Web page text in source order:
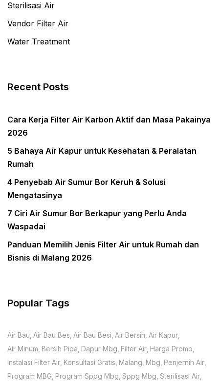
Sterilisasi Air
Vendor Filter Air
Water Treatment
Recent Posts
Cara Kerja Filter Air Karbon Aktif dan Masa Pakainya
2026
5 Bahaya Air Kapur untuk Kesehatan & Peralatan
Rumah
4 Penyebab Air Sumur Bor Keruh & Solusi
Mengatasinya
7 Ciri Air Sumur Bor Berkapur yang Perlu Anda
Waspadai
Panduan Memilih Jenis Filter Air untuk Rumah dan
Bisnis di Malang 2026
Popular Tags
Air Bau Air Bau Bes Air Bau Besi Air Bersih Air Kapur
Air Minum Bersih Pipa Dapur Mbg Filter Air Harga Promo
Instalasi Filter Air Konsultasi Gratis Malang Mbg Penjernih Air
Program MBG Program Sppg Mbg Sppg Mbg Sterilisasi Air